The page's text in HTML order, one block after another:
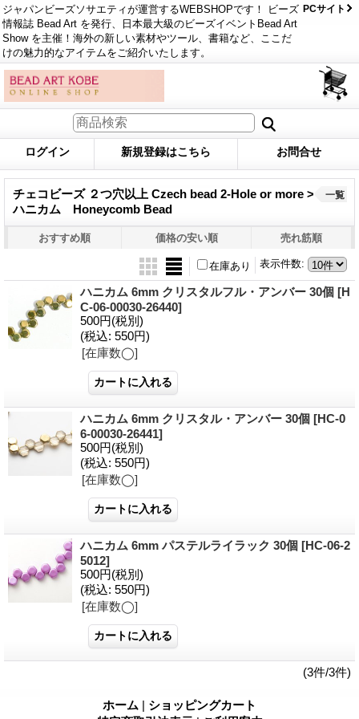
ジャパンビーズソサエティが運営するWEBSHOPです！ ビーズ
情報誌 Bead Art を発行、日本最大級のビーズイベントBead Art
Show を主催！海外の新しい素材やツール、書籍など、ここだ
けの魅力的なアイテムをご紹介いたします。
PCサイト
ログイン 新規登録はこちら お問合せ
チェコビーズ ２つ穴以上 Czech bead 2-Hole or more >
ハニカム Honeycomb Bead
一覧
おすすめ順 価格の安い順 売れ筋順
表示件数:
在庫あり
ハニカム 6mm クリスタルフル・アンバー 30個 [H
C-06-00030-26440]
500円(税別)
(税込: 550円)
[在庫数◯]
ハニカム 6mm クリスタル・アンバー 30個 [HC-0
6-00030-26441]
500円(税別)
(税込: 550円)
[在庫数◯]
ハニカム 6mm パステルライラック 30個 [HC-06-2
5012]
500円(税別)
(税込: 550円)
[在庫数◯]
(3件/3件)
ホーム | ショッピングカート